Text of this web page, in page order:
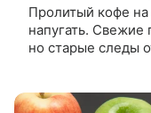
Пролитый кофе
напугать. Свежие
но старые следы